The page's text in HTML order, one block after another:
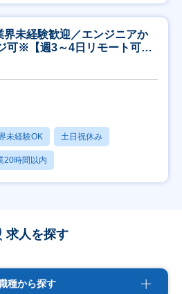
未経験歓迎／エンジニアか
可※【週3～4日リモート可
未経験OK 土日祝休み
20時間以内
求人を探す
種から探す